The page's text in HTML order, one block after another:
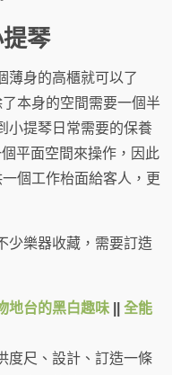
琴
薄身的高櫃就可以了
本身的空間需要一個半
小提琴日常需要的保養
平面空間來操作，因此
個工作枱面給客人，更
少樂器收藏，需要訂造
地台的黑白趣味
全能
度尺、設計、訂造一條